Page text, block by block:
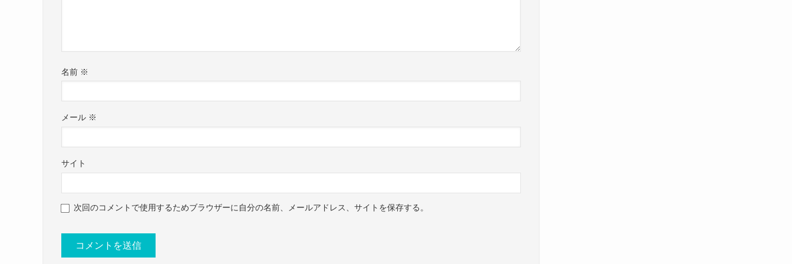
名前：わかざえもん
年齢：26歳
体重：？
血液型：？
2015年にバンドを結成、2020年に現在のラインナップとなって、
トライブを行っています。
現在も同じメンバーで.(フォリュー)として活動しています！
参考： https://faulieu.com/
まとめ
名前 ※
メール ※
サイト
次回のコメントで使用するためブラウザーに自分の名前、メールアドレス、サイトを保存する。